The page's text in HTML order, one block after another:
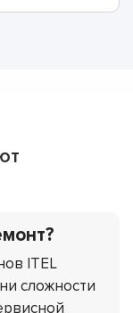
ITEL
сложности